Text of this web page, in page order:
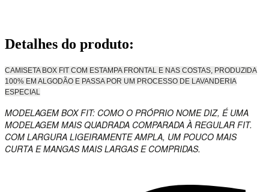
Detalhes do produto:
CAMISETA BOX FIT COM ESTAMPA FRONTAL E NAS COSTAS, PRODUZIDA
100% EM ALGODÃO E PASSA POR UM PROCESSO DE LAVANDERIA
ESPECIAL
MODELAGEM BOX FIT: COMO O PRÓPRIO NOME DIZ, É UMA
MODELAGEM MAIS QUADRADA COMPARADA À REGULAR FIT.
COM LARGURA LIGEIRAMENTE AMPLA, UM POUCO MAIS
CURTA E MANGAS MAIS LARGAS E COMPRIDAS.